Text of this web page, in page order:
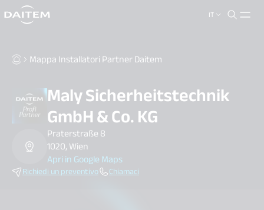
IT
search.label
Mappa Installatori Partner Daitem
Maly Sicherheitstechnik
GmbH & Co. KG
Praterstraße 8
1020, Wien
Apri in Google Maps
Richiedi un preventivo Chiamaci